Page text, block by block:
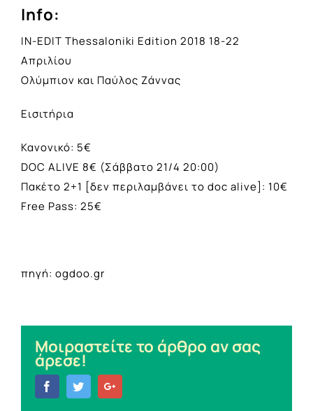
Info:
IN-EDIT Thessaloniki Edition 2018 18-22
Απριλίου
Ολύμπιον και Παύλος Ζάννας
Εισιτήρια
Κανονικό: 5€
DOC ALIVE 8€ (Σάββατο 21/4 20:00)
Πακέτο 2+1 [δεν περιλαμβάνει το doc alive]: 10€
Free Pass: 25€
πηγή: ogdoo.gr
Μοιραστείτε το άρθρο αν σας
άρεσε!
FacebookTwitter